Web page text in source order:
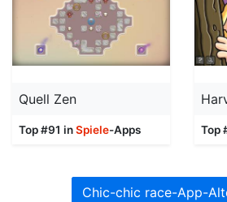
Quell Zen
Top #91 inSpiele-Apps Top
Chic-chic race-App-